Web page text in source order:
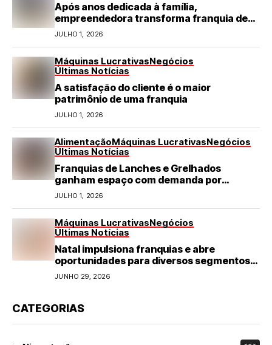
Após anos dedicada à família,
empreendedora transforma franquia de
turismo em negócio de destaque no RN
JULHO 1, 2026
Máquinas LucrativasNegócios
Últimas Notícias
A satisfação do cliente é o maior
patrimônio de uma franquia
JULHO 1, 2026
AlimentaçãoMáquinas LucrativasNegócios
Últimas Notícias
Franquias de Lanches e Grelhados
ganham espaço com demanda por
refeições rápidas e de qualidade
JULHO 1, 2026
Máquinas LucrativasNegócios
Últimas Notícias
Natal impulsiona franquias e abre
oportunidades para diversos segmentos
do varejo
JUNHO 29, 2026
CATEGORIAS